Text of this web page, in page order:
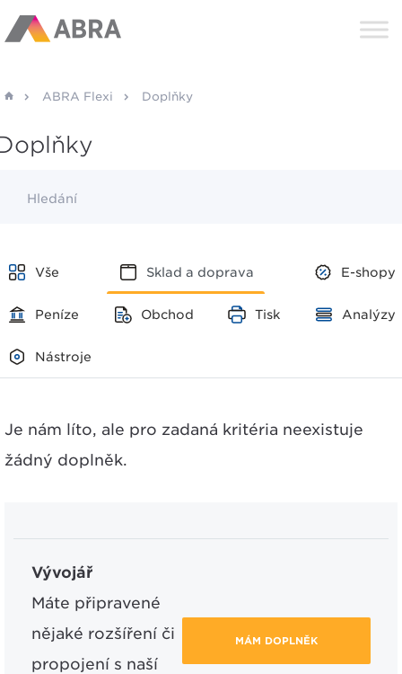
ABRA Flexi Doplňky
Hledání
Vše Sklad a doprava E-shopy
Peníze Obchod Tisk Analýzy
Nástroje
Je nám líto, ale pro zadaná kritéria neexistuje
žádný doplněk.
Vývojář
Máte připravené
nějaké rozšíření či
propojení s naší
MÁM DOPLNĚK